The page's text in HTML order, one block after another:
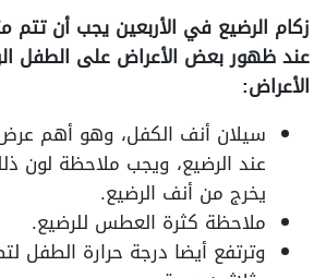
زكام الرضيع في الأربعين يجب أن تتم
عند ظهور بعض الأعراض على الطفل
الأعراض:
سيلان أنف الكفل، وهو أهم
عند الرضيع، ويجب ملاحظة لون
يخرج من أنف الرضيع.
ملاحظة كثرة العطس للرضيع.
وترتفع أيضا درجة حرارة الطفل